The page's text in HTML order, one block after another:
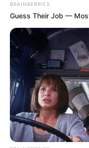
BRAINBERRIES
Guess Their Job —